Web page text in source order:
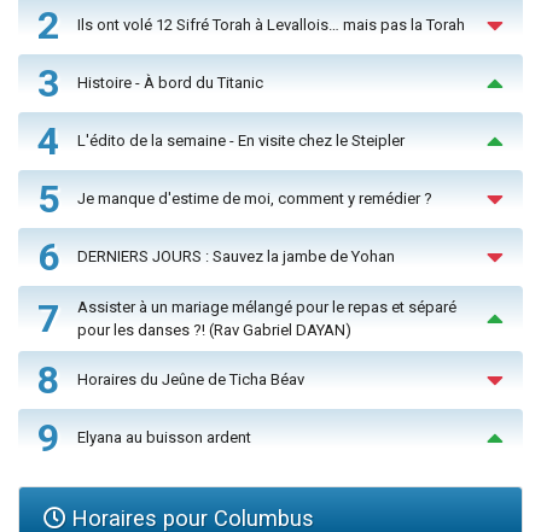
2 Ils ont volé 12 Sifré Torah à Levallois… mais pas la Torah
3 Histoire - À bord du Titanic
4 L'édito de la semaine - En visite chez le Steipler
5 Je manque d'estime de moi, comment y remédier ?
6 DERNIERS JOURS : Sauvez la jambe de Yohan
7
Assister à un mariage mélangé pour le repas et séparé
pour les danses ?! (Rav Gabriel DAYAN)
8 Horaires du Jeûne de Ticha Béav
9 Elyana au buisson ardent
Horaires pour Columbus